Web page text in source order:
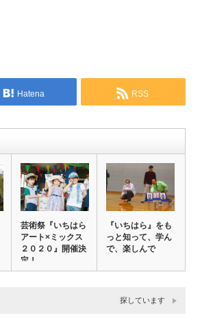
Hatena RSS
芸術祭『いちはら
アート×ミックス
２０２０』開催決
定！
『いちはら』をも
っと知って、学ん
で、楽しんで
探しています